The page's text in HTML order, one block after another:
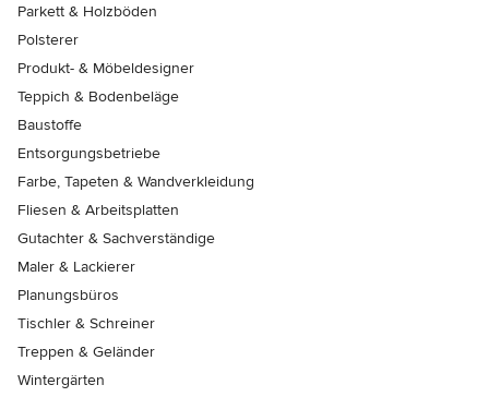
Parkett & Holzböden
Polsterer
Produkt- & Möbeldesigner
Teppich & Bodenbeläge
Baustoffe
Entsorgungsbetriebe
Farbe, Tapeten & Wandverkleidung
Fliesen & Arbeitsplatten
Gutachter & Sachverständige
Maler & Lackierer
Planungsbüros
Tischler & Schreiner
Treppen & Geländer
Wintergärten